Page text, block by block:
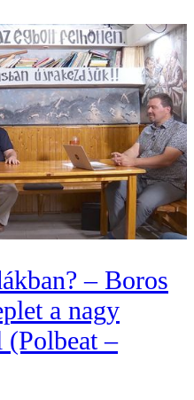
– Boros
a nagy
(Polbeat –